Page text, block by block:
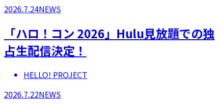
2026.7.24NEWS
「ハロ！コン 2026」Hulu見放題での独
占生配信決定！
HELLO! PROJECT
2026.7.22NEWS